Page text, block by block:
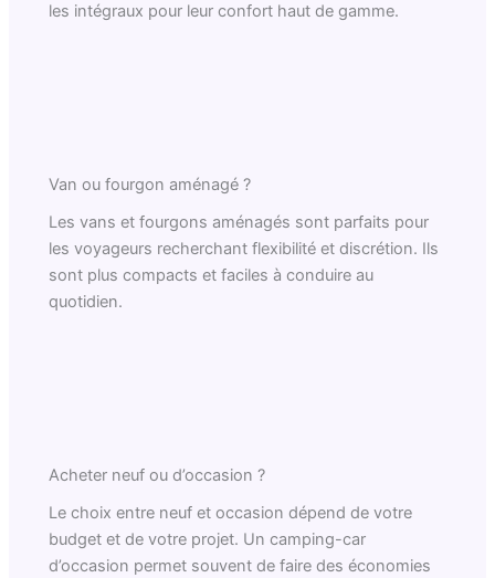
les intégraux pour leur confort haut de gamme.
Van ou fourgon aménagé ?
Les vans et fourgons aménagés sont parfaits pour
les voyageurs recherchant flexibilité et discrétion. Ils
sont plus compacts et faciles à conduire au
quotidien.
Acheter neuf ou d’occasion ?
Le choix entre neuf et occasion dépend de votre
budget et de votre projet. Un camping-car
d’occasion permet souvent de faire des économies